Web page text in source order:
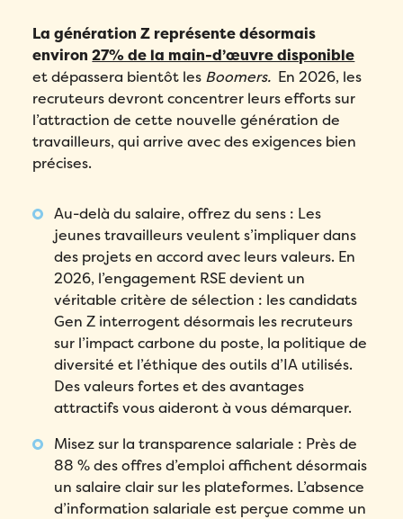
La génération Z représente désormais
environ27% de la main-d’œuvre disponible
et dépassera bientôt les Boomers. En 2026, les
recruteurs devront concentrer leurs efforts sur
l’attraction de cette nouvelle génération de
travailleurs, qui arrive avec des exigences bien
précises.
Au-delà du salaire, offrez du sens : Les
jeunes travailleurs veulent s’impliquer dans
des projets en accord avec leurs valeurs. En
2026, l’engagement RSE devient un
véritable critère de sélection : les candidats
Gen Z interrogent désormais les recruteurs
sur l’impact carbone du poste, la politique de
diversité et l’éthique des outils d’IA utilisés.
Des valeurs fortes et des avantages
attractifs vous aideront à vous démarquer.
Misez sur la transparence salariale : Près de
88 % des offres d’emploi affichent désormais
un salaire clair sur les plateformes. L’absence
d’information salariale est perçue comme un